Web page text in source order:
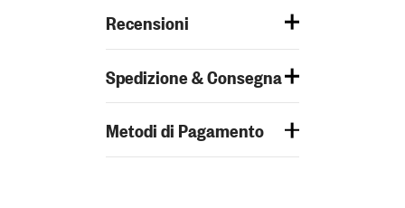
Recensioni
Spedizione & Consegna
Metodi di Pagamento